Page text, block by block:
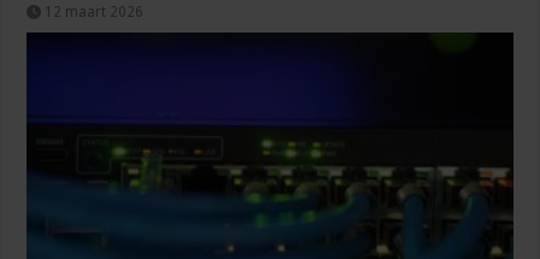
12 maart 2026